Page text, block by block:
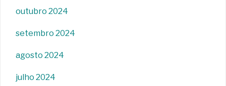
outubro 2024
setembro 2024
agosto 2024
julho 2024